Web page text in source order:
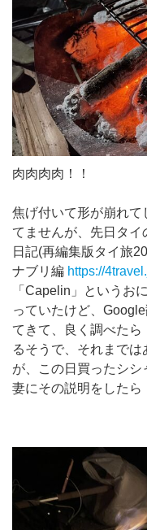
肉肉肉肉！！
焦げ付いて形が崩れ
てませんが、先日タ
日記(再編集版タイ旅
ナブリ編 https://
「Capelin」というお
っていたけど、
てきて、良く調べた
るそうで、それまで
が、この日買ったシシ
妻にその説明をしたら